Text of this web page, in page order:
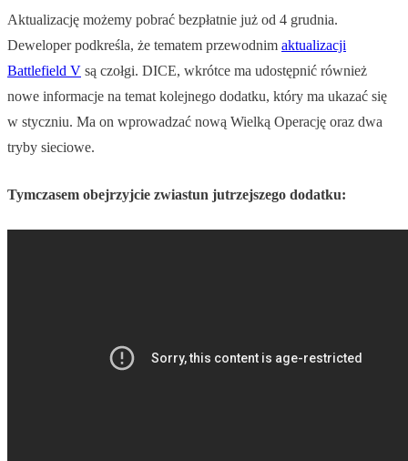
Aktualizację możemy pobrać bezpłatnie już od 4 grudnia.
Deweloper podkreśla, że tematem przewodnim aktualizacji
Battlefield V są czołgi. DICE, wkrótce ma udostępnić również
nowe informacje na temat kolejnego dodatku, który ma ukazać się
w styczniu. Ma on wprowadzać nową Wielką Operację oraz dwa
tryby sieciowe.
Tymczasem obejrzyjcie zwiastun jutrzejszego dodatku: